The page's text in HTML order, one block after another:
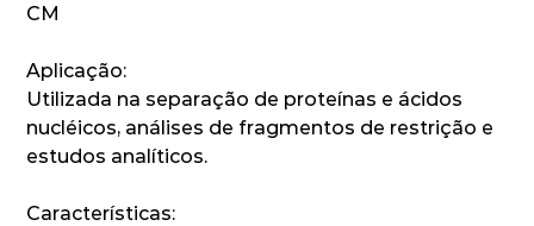
CM
Aplicação:
Utilizada na separação de proteínas e ácidos
nucléicos, análises de fragmentos de restrição e
estudos analíticos.
Características: